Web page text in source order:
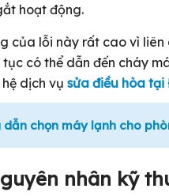
hoạt động.
của lỗi này rất cao vì
có thể dẫn đến cháy
dịch vụ sửa điều hòa
dẫn chọn máy lạnh cho
nhân kỹ